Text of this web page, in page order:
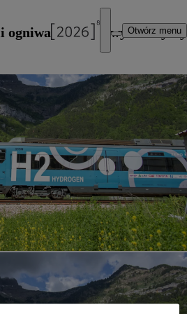
Otwórz menu
ogniwami paliwowymi Toyoty